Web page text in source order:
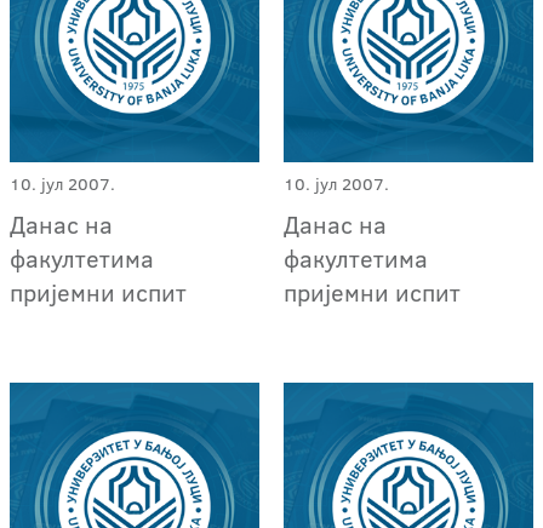
10. јул 2007.
Данас на
факултетима
пријемни испит
10. јул 2007.
Данас на
факултетима
пријемни испит